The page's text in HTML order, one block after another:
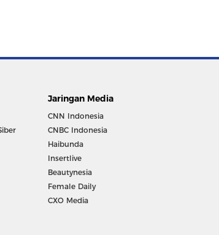
Jaringan Media
CNN Indonesia
CNBC Indonesia
Haibunda
Insertlive
Beautynesia
Female Daily
CXO Media